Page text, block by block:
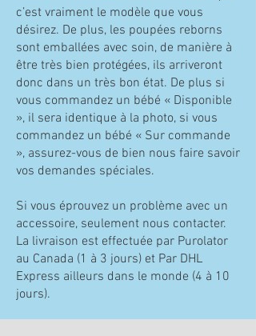
c’est vraiment le modèle que vous
désirez. De plus, les poupées reborns
sont emballées avec soin, de manière à
être très bien protégées, ils arriveront
donc dans un très bon état. De plus si
vous commandez un bébé « Disponible
», il sera identique à la photo, si vous
commandez un bébé « Sur commande
», assurez-vous de bien nous faire savoir
vos demandes spéciales.
Si vous éprouvez un problème avec un
accessoire, seulement nous contacter.
La livraison est effectuée par Purolator
au Canada (1 à 3 jours) et Par DHL
Express ailleurs dans le monde (4 à 10
jours).